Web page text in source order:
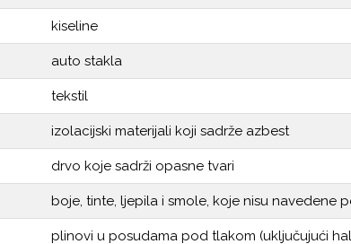
kiseline
auto stakla
tekstil
izolacijski materijali koji sadrže azbest
drvo koje sadrži opasne tvari
boje, tinte, ljepila i smole, koje nisu navedene
plinovi u posudama pod tlakom (uključujući